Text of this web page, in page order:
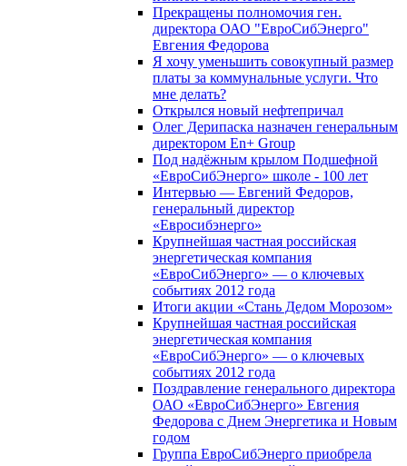
Прекращены полномочия ген.
директора ОАО "ЕвроСибЭнерго"
Евгения Федорова
Я хочу уменьшить совокупный размер
платы за коммунальные услуги. Что
мне делать?
Открылся новый нефтепричал
Олег Дерипаска назначен генеральным
директором En+ Group
Под надёжным крылом Подшефной
«ЕвроСибЭнерго» школе - 100 лет
Интервью — Евгений Федоров,
генеральный директор
«Евросибэнерго»
Крупнейшая частная российская
энергетическая компания
«ЕвроСибЭнерго» — о ключевых
событиях 2012 года
Итоги акции «Стань Дедом Морозом»
Крупнейшая частная российская
энергетическая компания
«ЕвроСибЭнерго» — о ключевых
событиях 2012 года
Поздравление генерального директора
ОАО «ЕвроСибЭнерго» Евгения
Федорова с Днем Энергетика и Новым
годом
Группа ЕвроСибЭнерго приобрела